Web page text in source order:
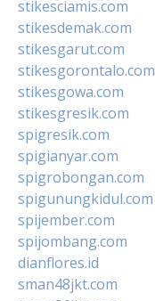
stikesciamis.com
stikesdemak.com
stikesgarut.com
stikesgorontalo.com
stikesgowa.com
stikesgresik.com
spigresik.com
spigianyar.com
spigrobongan.com
spigunungkidul.com
spijember.com
spijombang.com
dianflores.id
sman48jkt.com